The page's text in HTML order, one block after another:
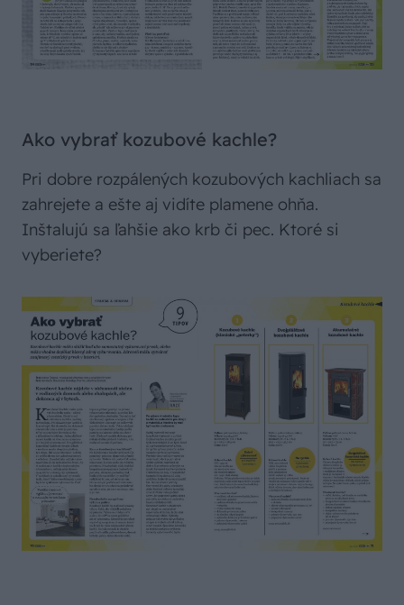
Ako vybrať kozubové kachle?
Pri dobre rozpálených kozubových kachliach sa
zahrejete a ešte aj vidíte plamene ohňa.
Inštalujú sa ľahšie ako krb či pec. Ktoré si
vyberiete?